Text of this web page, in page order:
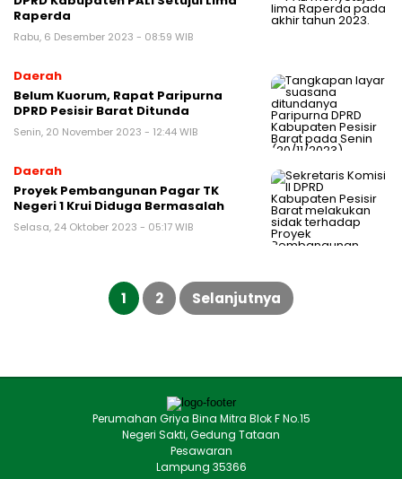
Raperda
Rabu, 6 Desember 2023 - 08:59 WIB
Daerah
Belum Kuorum, Rapat Paripurna
DPRD Pesisir Barat Ditunda
Senin, 20 November 2023 - 12:44 WIB
Daerah
Proyek Pembangunan Pagar TK
Negeri 1 Krui Diduga Bermasalah
Selasa, 24 Oktober 2023 - 05:17 WIB
Paginasi
1 2 Selanjutnya
Perumahan Griya Bina Mitra Blok F No.15
Negeri Sakti, Gedung Tataan
Pesawaran
Lampung 35366